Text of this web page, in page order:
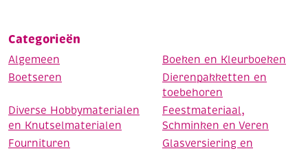
Categorieën
Algemeen
Boeken en Kleurboeken
Boetseren
Dierenpakketten en
toebehoren
Diverse Hobbymaterialen
en Knutselmaterialen
Feestmateriaal,
Schminken en Veren
Fournituren
Glasversiering en